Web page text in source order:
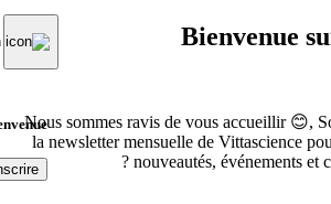
Bienvenue
Nous sommes ravis de vous accueillir 😊,
la newsletter mensuelle de Vittascience
nouveautés, événements et
!